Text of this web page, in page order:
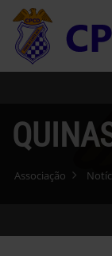
Associação